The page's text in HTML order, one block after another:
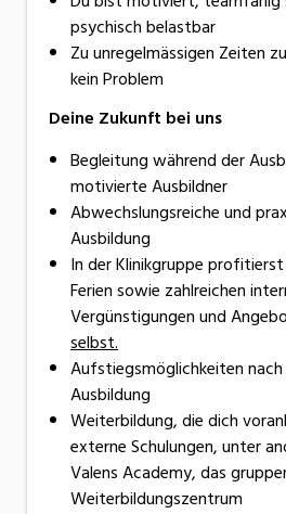
psychisch belastbar
Zu unregelmässigen Zeiten
kein Problem
Deine Zukunft bei uns
Begleitung während der
motivierte Ausbildner
Abwechslungsreiche und
Ausbildung
In der Klinikgruppe
Ferien sowie zahlreichen
Vergünstigungen und
selbst.
Aufstiegsmöglichkeiten
Ausbildung
Weiterbildung, die dich
externe Schulungen, unter
Valens Academy, das
Weiterbildungszentrum